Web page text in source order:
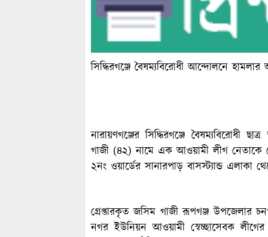
সিদ্ধিরগঞ্জে বৈষম্যবিরোধী আন্দোলনে
নারায়ণগঞ্জের সিদ্ধিরগঞ্জে
গাজী (৪২) নামে এক আওয়ামী লীগ নেতাকে
২নং ওয়ার্ডের সানারপাড় বাসস্ট্যান্ড এলাকা
গ্রেপ্তারকৃত জসিম গাজী রূপগঞ্জ উপজেলার
নগর ইউনিয়ন আওয়ামী স্বেচ্ছাসেবক